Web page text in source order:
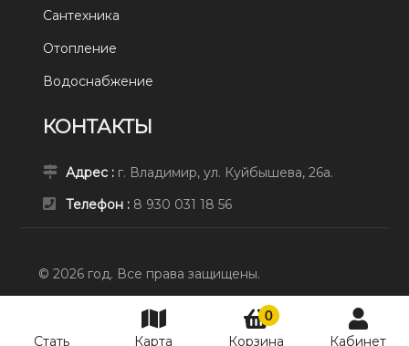
Стать Карта
0
Корзина
Кабинет
8 930 031 18 56 СТАТЬ
Сантехника
Отопление
Водоснабжение
КОНТАКТЫ
Адрес : г. Владимир, ул. Куйбышева, 26а.
Телефон : 8 930 031 18 56
© 2026 год. Все права защищены.